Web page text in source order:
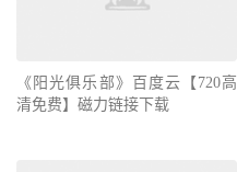
《阳光俱乐部》百度云【720高
清免费】磁力链接下载